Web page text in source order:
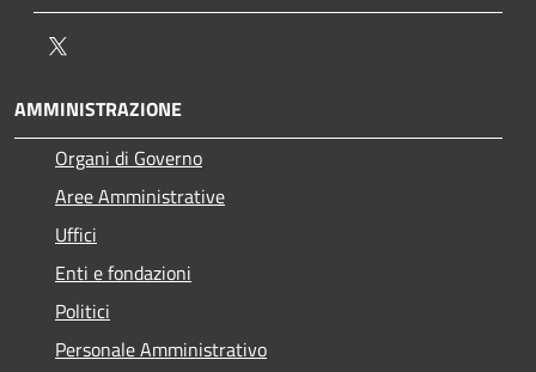
AMMINISTRAZIONE
Organi di Governo
Aree Amministrative
Uffici
Enti e fondazioni
Politici
Personale Amministrativo